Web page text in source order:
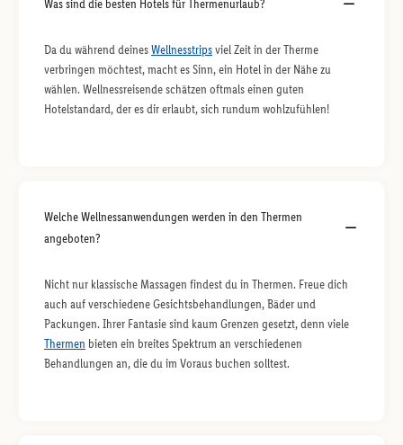
Was sind die besten Hotels für Thermenurlaub?
Da du während deinesWellnesstripsviel Zeit in der Therme
verbringen möchtest, macht es Sinn, ein Hotel in der Nähe zu
wählen. Wellnessreisende schätzen oftmals einen guten
Hotelstandard, der es dir erlaubt, sich rundum wohlzufühlen!
Welche Wellnessanwendungen werden in den Thermen
angeboten?
Nicht nur klassische Massagen findest du in Thermen. Freue dich
auch auf verschiedene Gesichtsbehandlungen, Bäder und
Packungen. Ihrer Fantasie sind kaum Grenzen gesetzt, denn viele
Thermen bieten ein breites Spektrum an verschiedenen
Behandlungen an, die du im Voraus buchen solltest.